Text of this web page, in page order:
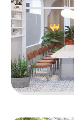
57
SHP GOURMET
Trường đào tạo F&B